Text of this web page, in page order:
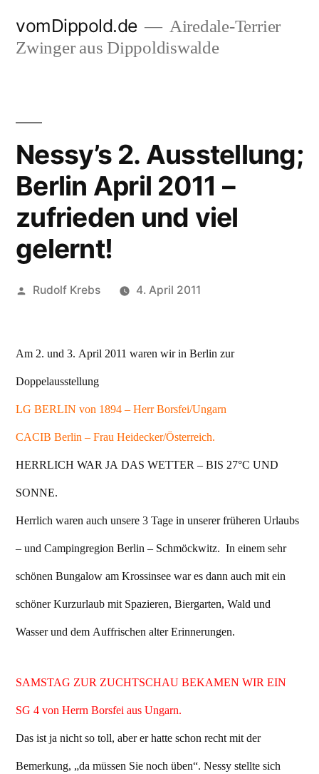
Inhalt
vomDippold.de
Airedale-Terrier
Zwinger aus Dippoldiswalde
Nessy’s 2. Ausstellung;
Berlin April 2011 –
zufrieden und viel
gelernt!
Veröffentlicht
Rudolf Krebs 4. April 2011
Am 2. und 3. April 2011 waren wir in Berlin zur
Doppelausstellung
LG BERLIN von 1894 – Herr Borsfei/Ungarn
CACIB Berlin – Frau Heidecker/Österreich.
HERRLICH WAR JA DAS WETTER – BIS 27°C UND
SONNE.
Herrlich waren auch unsere 3 Tage in unserer früheren Urlaubs
– und Campingregion Berlin – Schmöckwitz. In einem sehr
schönen Bungalow am Krossinsee war es dann auch mit ein
schöner Kurzurlaub mit Spazieren, Biergarten, Wald und
Wasser und dem Auffrischen alter Erinnerungen.
SAMSTAG ZUR ZUCHTSCHAU BEKAMEN WIR EIN
SG 4 von Herrn Borsfei aus Ungarn.
Das ist ja nicht so toll, aber er hatte schon recht mit der
Bemerkung, „da müssen Sie noch üben“. Nessy stellte sich